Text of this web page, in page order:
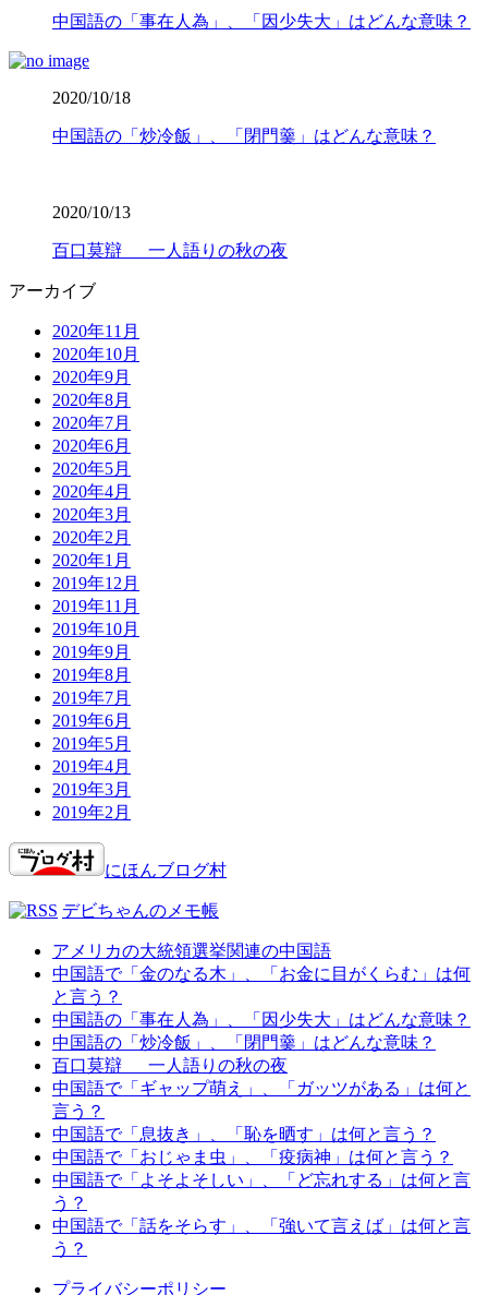
中国語の「事在人為」、「因少失大」はどんな意味？
2020/10/18
中国語の「炒冷飯」、「閉門羹」はどんな意味？
2020/10/13
百口莫辯 一人語りの秋の夜
アーカイブ
2020年11月
2020年10月
2020年9月
2020年8月
2020年7月
2020年6月
2020年5月
2020年4月
2020年3月
2020年2月
2020年1月
2019年12月
2019年11月
2019年10月
2019年9月
2019年8月
2019年7月
2019年6月
2019年5月
2019年4月
2019年3月
2019年2月
にほんブログ村
デビちゃんのメモ帳
アメリカの大統領選挙関連の中国語
中国語で「金のなる木」、「お金に目がくらむ」は何
と言う？
中国語の「事在人為」、「因少失大」はどんな意味？
中国語の「炒冷飯」、「閉門羹」はどんな意味？
百口莫辯 一人語りの秋の夜
中国語で「ギャップ萌え」、「ガッツがある」は何と
言う？
中国語で「息抜き」、「恥を晒す」は何と言う？
中国語で「おじゃま虫」、「疫病神」は何と言う？
中国語で「よそよそしい」、「ど忘れする」は何と言
う？
中国語で「話をそらす」、「強いて言えば」は何と言
う？
プライバシーポリシー